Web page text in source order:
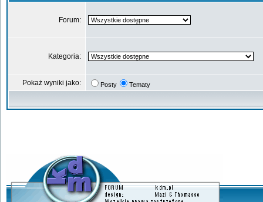
Forum:
Kategoria:
Pokaż wyniki jako: Posty Tematy